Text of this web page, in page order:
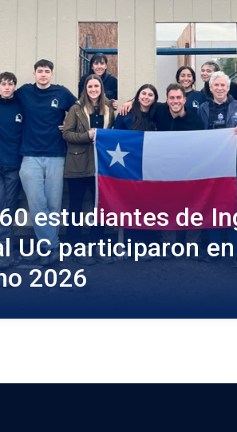
estudiantes de
UC participaron
2026